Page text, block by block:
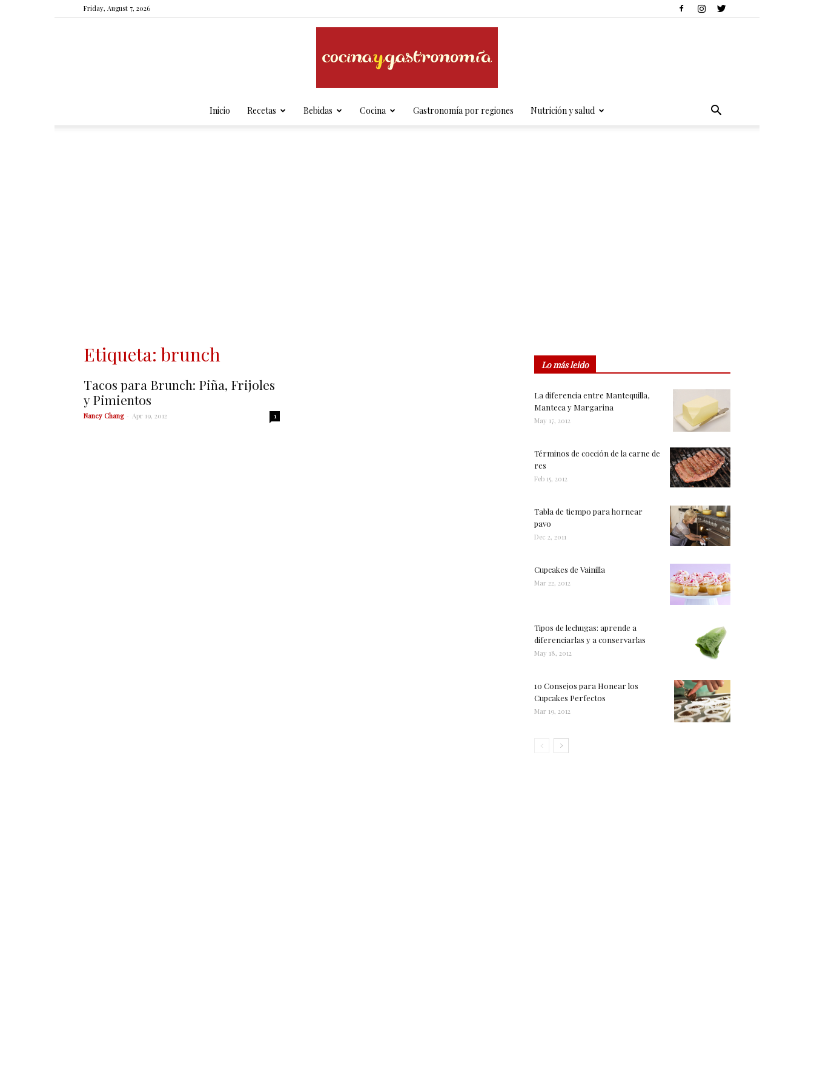
Friday, August 7, 2026
Inicio Recetas Bebidas Cocina Gastronomía por regiones Nutrición y salud
Etiqueta: brunch
Tacos para Brunch: Piña, Frijoles
y Pimientos
Nancy Chang - Apr 19, 2012 1
Lo más leido
La diferencia entre Mantequilla,
Manteca y Margarina
May 17, 2012
Términos de cocción de la carne de
res
Feb 15, 2012
Tabla de tiempo para hornear
pavo
Dec 2, 2011
Cupcakes de Vainilla
Mar 22, 2012
Tipos de lechugas: aprende a
diferenciarlas y a conservarlas
May 18, 2012
10 Consejos para Honear los
Cupcakes Perfectos
Mar 19, 2012